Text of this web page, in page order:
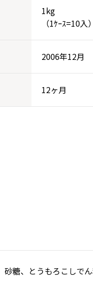
1kg
（1ｹｰｽ=10入）
2006年12月
12ヶ月
砂糖、とうもろこしで